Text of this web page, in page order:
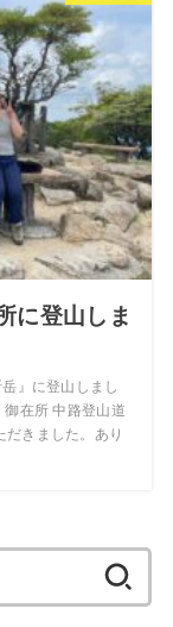
に登山しま
』に登山しまし
在所 中路登山道
きました。あり